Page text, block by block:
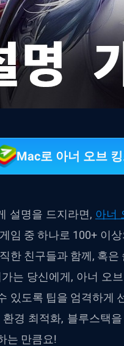
Mac로 아너 오브
설명을 드지라면, 아너
임 중 하나로 100+ 이
한 친구들과 함께, 혹
는 당신에게, 아너 오
있도록 팁을 엄격하게
경 최적화, 블루스택
는 만큼요!